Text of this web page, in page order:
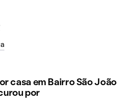
casa em Bairro São João
por